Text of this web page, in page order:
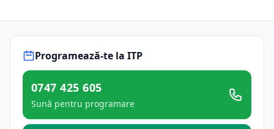
Programează-te la ITP
0747 425 605
Sună pentru programare